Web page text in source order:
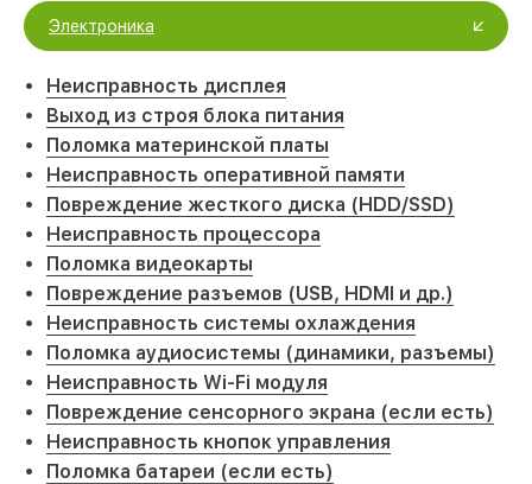
Электроника
Неисправность дисплея
Выход из строя блока питания
Поломка материнской платы
Неисправность оперативной памяти
Повреждение жесткого диска (HDD/SSD)
Неисправность процессора
Поломка видеокарты
Повреждение разъемов (USB, HDMI и др.)
Неисправность системы охлаждения
Поломка аудиосистемы (динамики, разъемы)
Неисправность Wi-Fi модуля
Повреждение сенсорного экрана (если есть)
Неисправность кнопок управления
Поломка батареи (если есть)